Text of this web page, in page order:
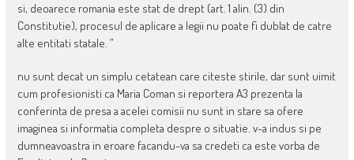
si, deoarece romania este stat de drept (art. 1 alin. (3) din
Constitutie), procesul de aplicare a legii nu poate fi dublat de catre
alte entitati statale. ”
nu sunt decat un simplu cetatean care citeste stirile, dar sunt uimit
cum profesionisti ca Maria Coman si reportera A3 prezenta la
conferinta de presa a acelei comisii nu sunt in stare sa ofere
imaginea si informatia completa despre o situatie. v-a indus si pe
dumneavoastra in eroare facandu-va sa credeti ca este vorba de